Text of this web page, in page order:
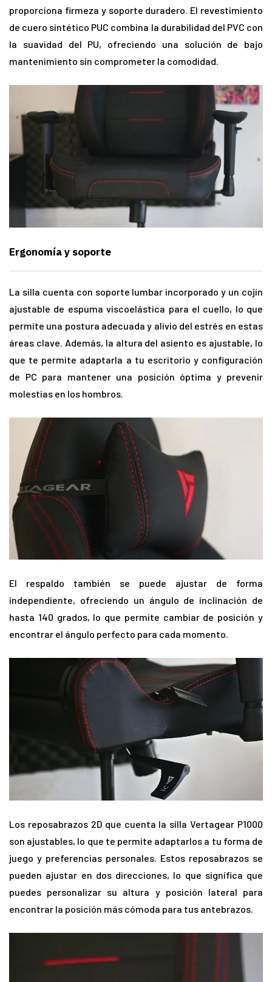
proporciona firmeza y soporte duradero. El revestimiento
de cuero sintético PUC combina la durabilidad del PVC con
la suavidad del PU, ofreciendo una solución de bajo
mantenimiento sin comprometer la comodidad.
Ergonomía y soporte
La silla cuenta con soporte lumbar incorporado y un cojín
ajustable de espuma viscoelástica para el cuello, lo que
permite una postura adecuada y alivio del estrés en estas
áreas clave. Además, la altura del asiento es ajustable, lo
que te permite adaptarla a tu escritorio y configuración
de PC para mantener una posición óptima y prevenir
molestias en los hombros.
El respaldo también se puede ajustar de forma
independiente, ofreciendo un ángulo de inclinación de
hasta 140 grados, lo que permite cambiar de posición y
encontrar el ángulo perfecto para cada momento.
Los reposabrazos 2D que cuenta la silla Vertagear P1000
son ajustables, lo que te permite adaptarlos a tu forma de
juego y preferencias personales. Estos reposabrazos se
pueden ajustar en dos direcciones, lo que significa que
puedes personalizar su altura y posición lateral para
encontrar la posición más cómoda para tus antebrazos.